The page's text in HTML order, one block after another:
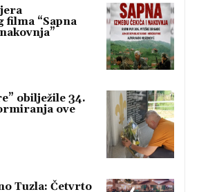
filma “Sapna
obilježile 34.
ove
Tuzla: Četvrto